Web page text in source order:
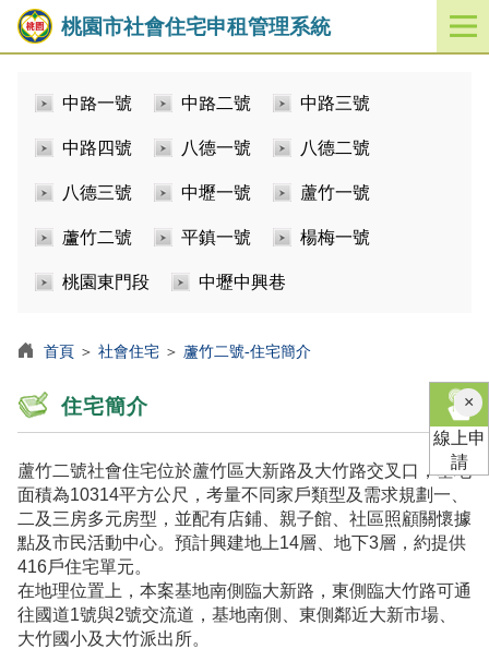
桃園市社會住宅申租管理系統
開
啟
中路一號 中路二號 中路三號
中路四號 八德一號 八德二號
八德三號 中壢一號 蘆竹一號
蘆竹二號 平鎮一號 楊梅一號
桃園東門段 中壢中興巷
首頁 ＞ 社會住宅 ＞ 蘆竹二號-住宅簡介
住宅簡介
蘆竹二號社會住宅位於蘆竹區大新路及大竹路交叉口，基地
面積為10314平方公尺，考量不同家戶類型及需求規劃一、
二及三房多元房型，並配有店鋪、親子館、社區照顧關懷據
點及市民活動中心。預計興建地上14層、地下3層，約提供
416戶住宅單元。
在地理位置上，本案基地南側臨大新路，東側臨大竹路可通
往國道1號與2號交流道，基地南側、東側鄰近大新市場、
大竹國小及大竹派出所。
×關
閉
線上申
請